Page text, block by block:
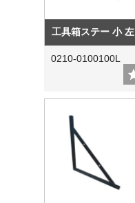
工具箱ステー 小 左
0210-0100100L